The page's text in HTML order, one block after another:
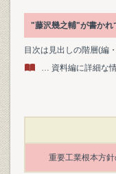
"藤沢幾之輔"が書かれ
目次は見出しの階層(編
… 資料編に詳細な
重要工業根本方